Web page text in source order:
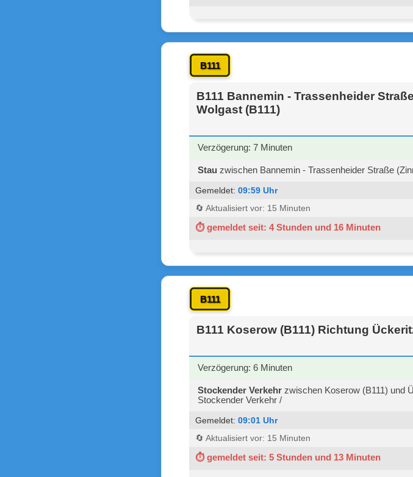
B111
B111 Bannemin - Trassenheider
Wolgast (B111)
Verzögerung: 7 Minuten
Stau zwischen Bannemin - Trassenheider Straße
Gemeldet: 09:59 Uhr
🔄 Aktualisiert vor: 15 Minuten
⏱ gemeldet seit: 4 Stunden und 16 Minuten
B111
B111 Koserow (B111) Richtung
Verzögerung: 6 Minuten
Stockender Verkehr zwischen Koserow (B111) und
Stockender Verkehr /
Gemeldet: 09:01 Uhr
🔄 Aktualisiert vor: 15 Minuten
⏱ gemeldet seit: 5 Stunden und 13 Minuten